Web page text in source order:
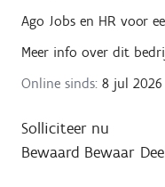
Ago Jobs en HR voor
Meer info over dit
Online sinds: 8 jul 2026
Solliciteer nu
Bewaard Bewaar